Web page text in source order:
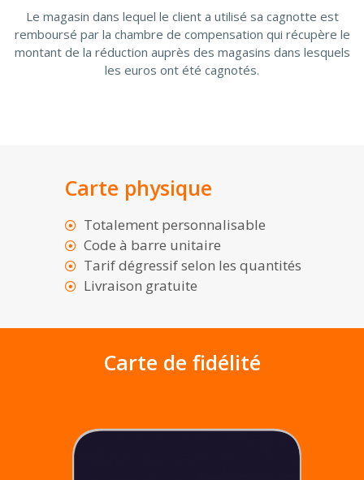
Le magasin dans lequel le client a utilisé sa cagnotte est
remboursé par la chambre de compensation qui récupère le
montant de la réduction auprès des magasins dans lesquels
les euros ont été cagnotés.
Carte physique
Totalement personnalisable
Code à barre unitaire
Tarif dégressif selon les quantités
Livraison gratuite
Carte de fidélité